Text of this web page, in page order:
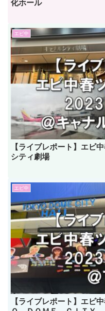
化ホール
エビ中
【ライブレポート】エビ
シティ劇場
エビ中
【ライブレポート】エビ